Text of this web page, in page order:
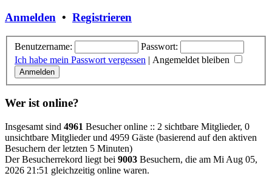
Anmelden • Registrieren
Benutzername:
Passwort:
Ich habe mein Passwort vergessen | Angemeldet bleiben
Wer ist online?
Insgesamt sind 4961 Besucher online :: 2 sichtbare Mitglieder, 0
unsichtbare Mitglieder und 4959 Gäste (basierend auf den aktiven
Besuchern der letzten 5 Minuten)
Der Besucherrekord liegt bei 9003 Besuchern, die am Mi Aug 05,
2026 21:51 gleichzeitig online waren.